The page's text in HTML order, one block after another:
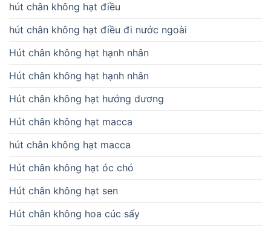
hút chân không hạt điều
hút chân không hạt điều đi nước ngoài
Hút chân không hạt hạnh nhân
Hút chân không hạt hạnh nhân
Hút chân không hạt hướng dương
Hút chân không hạt macca
hút chân không hạt macca
Hút chân không hạt óc chó
Hút chân không hạt sen
Hút chân không hoa cúc sấy